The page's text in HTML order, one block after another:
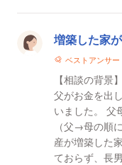
増築した家
ベストアンサー
【相談の背景
父がお金を出
いました。 父
（父→母の順
産が増築した家に残っ
ておらず、長